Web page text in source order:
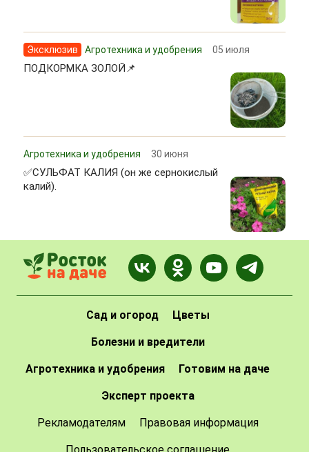
Эксклюзив Агротехника и удобрения 05 июля
ПОДКОРМКА ЗОЛОЙ📌
Агротехника и удобрения 30 июня
✅СУЛЬФАТ КАЛИЯ (он же сернокислый
калий).
Сад и огород Цветы
Болезни и вредители
Агротехника и удобрения Готовим на даче
Эксперт проекта
Рекламодателям Правовая информация
Пользовательское соглашение